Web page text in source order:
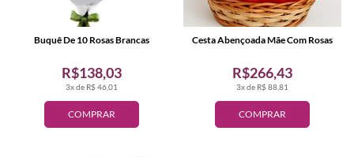
COMPRAR
3x de R$ 46,01
R$138,03
Buquê De 10 Rosas Brancas
COMPRAR
3x de R$ 88,81
R$266,43
Cesta Abençoada Mãe Com Rosas